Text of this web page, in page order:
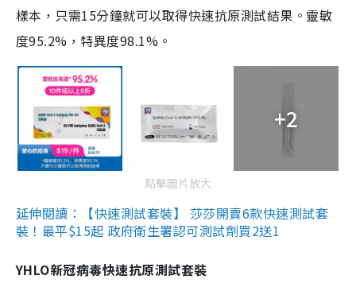
樣本，只需15分鐘就可以取得快速抗原測試結果。靈敏
度95.2%，特異度98.1%。
+2
點擊圖片放大
延伸閱讀：【快速測試套裝】 莎莎開賣6款快速測試套
裝！最平$15起 政府衛生署認可測試劑買2送1
YHLO新冠病毒快速抗原測試套裝